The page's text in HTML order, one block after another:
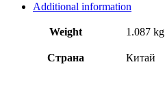
Additional information
Weight 1.087 kg
Страна Китай